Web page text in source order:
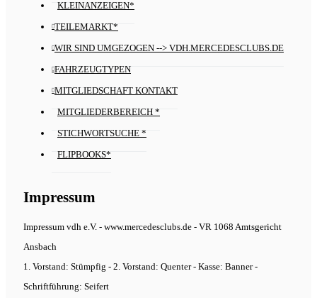
KLEINANZEIGEN*
TEILEMARKT*
WIR SIND UMGEZOGEN --> VDH.MERCEDESCLUBS.DE
FAHRZEUGTYPEN
MITGLIEDSCHAFT KONTAKT
MITGLIEDERBEREICH *
STICHWORTSUCHE *
FLIPBOOKS*
Impressum
Impressum vdh e.V. - www.mercedesclubs.de - VR 1068 Amtsgericht
Ansbach
1. Vorstand: Stümpfig - 2. Vorstand: Quenter - Kasse: Banner -
Schriftführung: Seifert